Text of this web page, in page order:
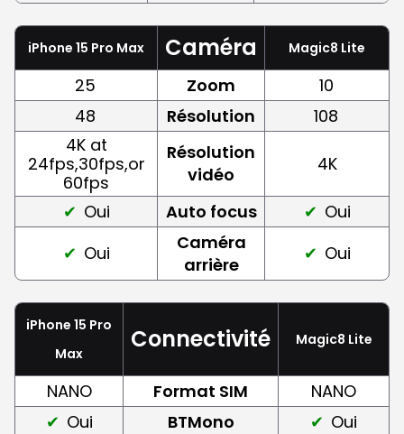
iPhone 15 Pro Max Caméra Magic8 Lite
25 Zoom
10
48
Résolution
108
4K at
24fps,30fps,or
60fps
Résolution
vidéo
4K
Oui Auto focus
Oui
Oui
Caméra
arrière
Oui
iPhone 15 Pro
Max
Connectivité Magic8 Lite
NANO Format SIM
NANO
Oui
BTMono
Oui